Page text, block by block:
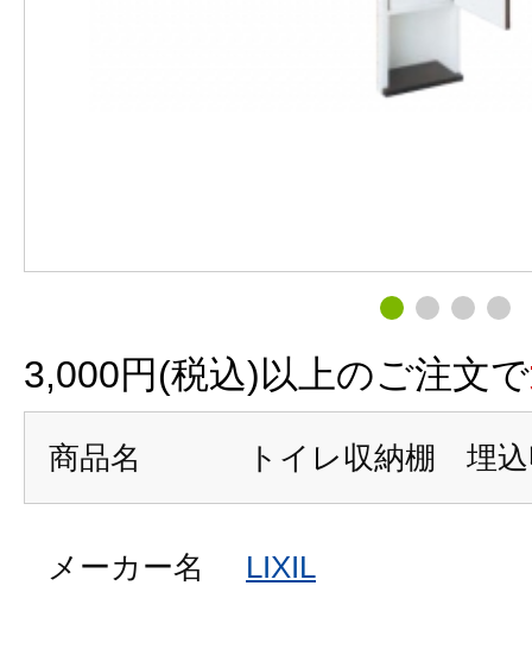
3,000円(税込)以上のご注文で
商品名 トイレ収納棚 埋
メーカー名 LIXIL